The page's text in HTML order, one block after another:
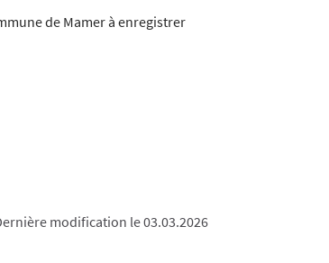
de Mamer à enregistrer
modification le 03.03.2026